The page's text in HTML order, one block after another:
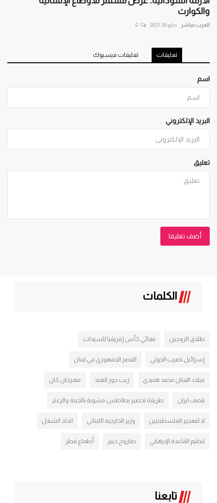
والكوارث
العرب مباشر مايو 16, 2023 0
تعليقات تعليقات فيسبوك
اسم
البريد الإلكتروني
تعليق
أضف تعليقا
الكلمات
طلاق الزوجين نهائي كأس إفريقيا للسيدات
إسرائيل تضرب الحوثي القصر الجمهوري في لبنان
ميلاد الفنان محمد هنيدي زيت جوز الهند مهرجان كان
قصف ايران طريقة تحضير بطاطس مشوية بالجبنة والزعتر
لا لتهجير الفلسطينيين وزير الخارجية اللبناني اتحاد الشغل
تنظيم القاعدة الإرهابي صاروخ خيبر أطماع قطر
تابعنا